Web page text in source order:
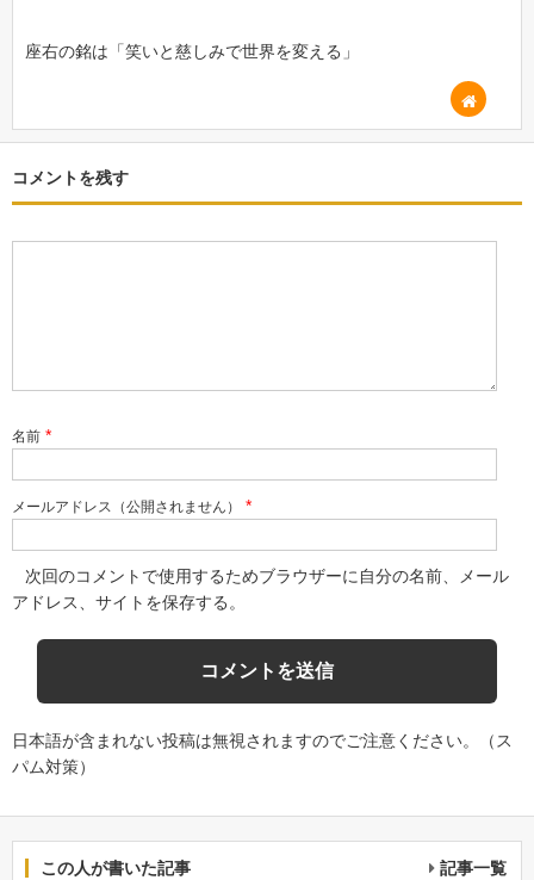
座右の銘は「笑いと慈しみで世界を変える」
コメントを残す
名前 *
メールアドレス（公開されません） *
次回のコメントで使用するためブラウザーに自分の名前、メール
アドレス、サイトを保存する。
日本語が含まれない投稿は無視されますのでご注意ください。（ス
パム対策）
この人が書いた記事 記事一覧